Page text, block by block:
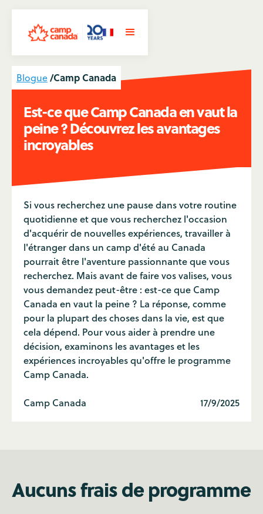
Blogue/Camp Canada
Est-ce que Camp Canada en vaut la
peine ? Découvrez les avantages
incroyables
Si vous recherchez une pause dans votre routine
quotidienne et que vous recherchez l'occasion
d'acquérir de nouvelles expériences, travailler à
l'étranger dans un camp d'été au Canada
pourrait être l'aventure passionnante que vous
recherchez. Mais avant de faire vos valises, vous
vous demandez peut-être : est-ce que Camp
Canada en vaut la peine ? La réponse, comme
pour la plupart des choses dans la vie, est que
cela dépend. Pour vous aider à prendre une
décision, examinons les avantages et les
expériences incroyables qu'offre le programme
Camp Canada.
Camp Canada 17/9/2025
Aucuns frais de programme